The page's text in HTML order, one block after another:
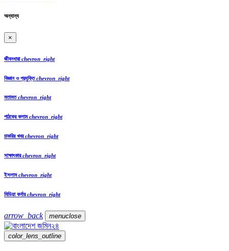
অন্যান্য
×
জীবনধারাchevron_right
বিজ্ঞান ও প্রযুক্তিchevron_right
মতামতchevron_right
পাঠকের কলামchevron_right
চাকরির খবরchevron_right
সাক্ষাৎকারchevron_right
ইসলামchevron_right
মিডিয়া কর্নারchevron_right
arrow_back menuclose
color_lens_outline